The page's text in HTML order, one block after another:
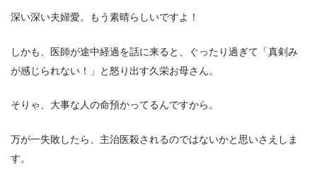
深い深い夫婦愛。もう素晴らしいですよ！
しかも、医師が途中経過を話に来ると、ぐったり過ぎて「真剣み
が感じられない！」と怒り出す久栄お母さん。
そりゃ、大事な人の命預かってるんですから。
万が一失敗したら、主治医殺されるのではないかと思いさえしま
す。